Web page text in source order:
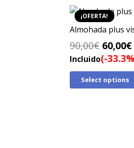
¡OFERTA!
Almohada plus
90,00€ El
precio
era:
60,00€
Incluido(-
Select options